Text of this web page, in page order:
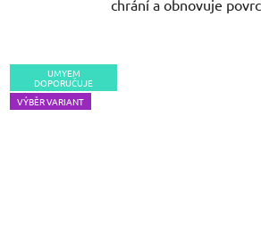
chrání a obnovuje
UMYEM
DOPORUČUJE
VÝBĚR VARIANT